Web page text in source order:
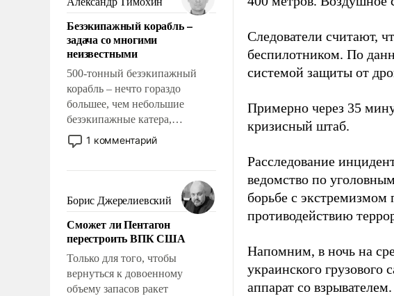
ответственность, помогать
слабым, идти вперед и
адаптироваться.
Безэкипажный корабль –
задача со многими
неизвестными
500-тонный безэкипажный
корабль – нечто гораздо
большее, чем небольшие
безэкипажные катера,
применение которых уже
стало обыденностью. Задача по
сложна и амбициозна. Однако
и ее реализация радикально
поднимет наши боевые
возможности.
1 комментарий
Борис Джерелиевский
Сможет ли Пентагон
перестроить ВПК США
Только для того, чтобы
вернуться к довоенному
объему запасов ракет
Следователи считают,
беспилотником. По
системой защиты от
Примерно через 35
кризисный штаб.
Расследование
ведомство по
борьбе с
противодействию
Напомним, в ночь на
украинского грузового
аппарат со